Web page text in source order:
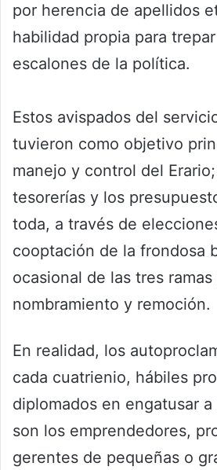
por herencia de apellidos
habilidad propia para
escalones de la política.
Estos avispados del
tuvieron como objetivo
manejo y control del
tesorerías y los
toda, a través de
cooptación de la frondosa
ocasional de las tres
nombramiento y remoción.
En realidad, los
cada cuatrienio, hábiles
diplomados en engatusar
son los emprendedores,
gerentes de pequeñas o